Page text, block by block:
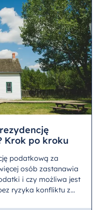
Krok po kroku
podatkową za
osób zastanawia
i czy możliwa jest
ryzyka konfliktu z...